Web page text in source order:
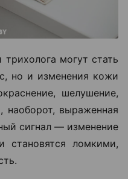
могут стать
но и изменения кожи
шелушение,
наоборот, выраженная
сигнал — изменение
становятся ломкими,